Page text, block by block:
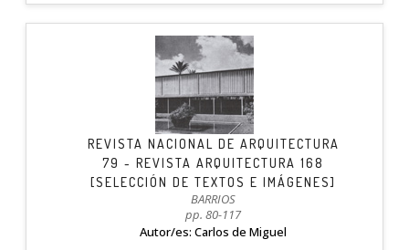
REVISTA NACIONAL DE ARQUITECTURA
79 - REVISTA ARQUITECTURA 168
[SELECCIÓN DE TEXTOS E IMÁGENES]
BARRIOS
pp. 80-117
Autor/es: Carlos de Miguel